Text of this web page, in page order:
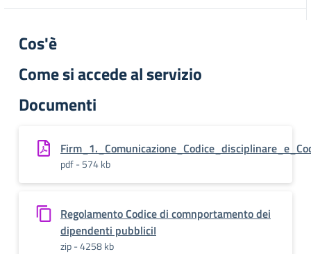
Cos'è
Come si accede al servizio
Documenti
pdf - 574 kb
Regolamento Codice di comnportamento dei
dipendenti pubbliciI
zip - 4258 kb